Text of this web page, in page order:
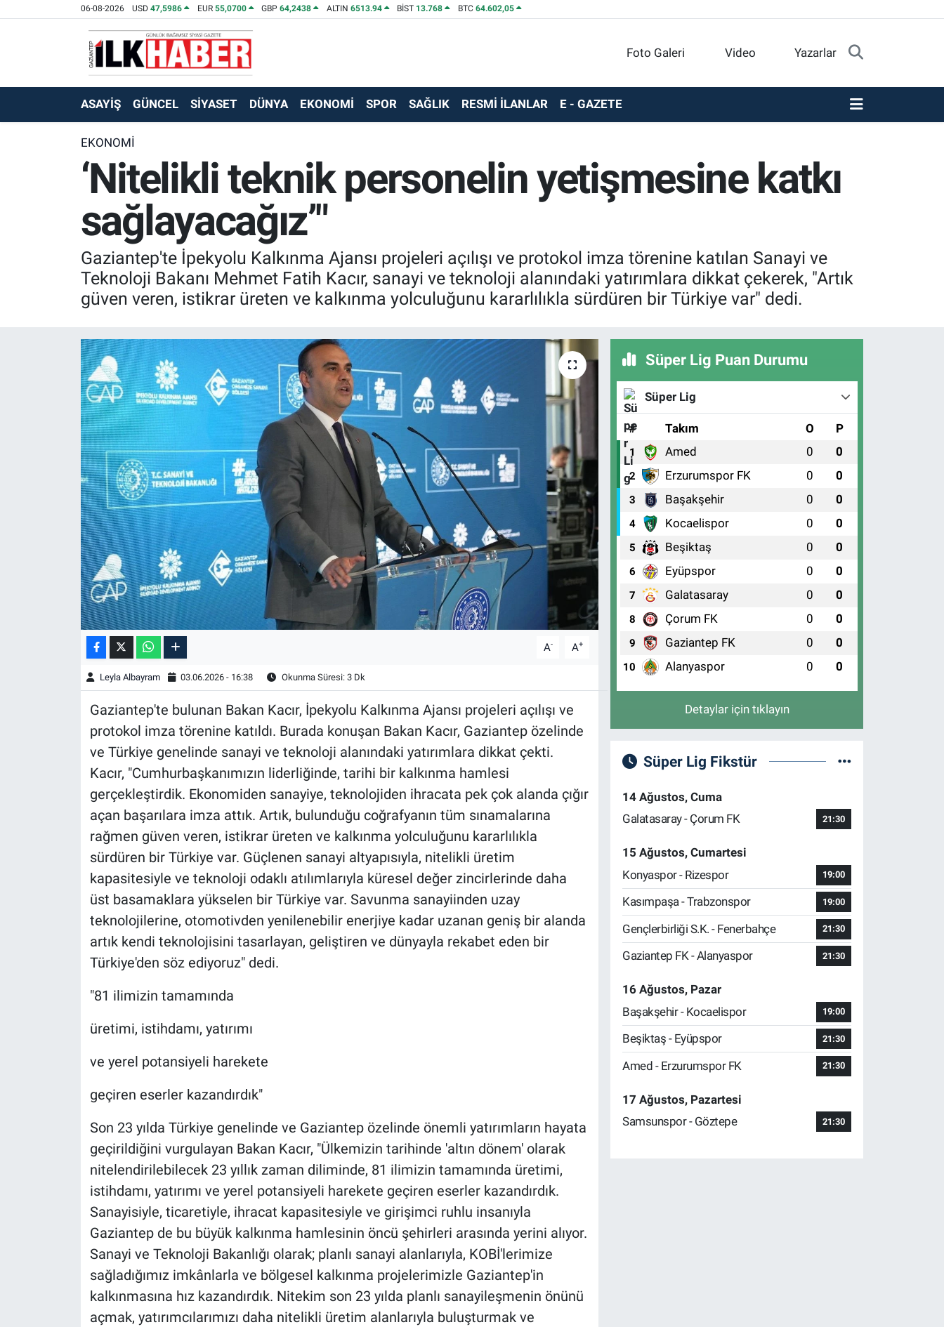
06-08-2026 USD47,5986 EUR 55,0700 GBP64,2438 ALTIN 6513.94 BİST 13.768 BTC 64.602,05
Foto Galeri Video Yazarlar
ASAYİŞ GÜNCEL SİYASET DÜNYA EKONOMİ SPOR SAĞLIK RESMİ İLANLAR E - GAZETE
EKONOMİ
‘Nitelikli teknik personelin yetişmesine katkı
sağlayacağız’"
Gaziantep'te İpekyolu Kalkınma Ajansı projeleri açılışı ve protokol imza törenine katılan Sanayi ve
Teknoloji Bakanı Mehmet Fatih Kacır, sanayi ve teknoloji alanındaki yatırımlara dikkat çekerek, "Artık
güven veren, istikrar üreten ve kalkınma yolculuğunu kararlılıkla sürdüren bir Türkiye var" dedi.
A- A+
Leyla Albayram 03.06.2026 - 16:38 Okunma Süresi: 3 Dk
Gaziantep'te bulunan Bakan Kacır, İpekyolu Kalkınma Ajansı projeleri açılışı ve
protokol imza törenine katıldı. Burada konuşan Bakan Kacır, Gaziantep özelinde
ve Türkiye genelinde sanayi ve teknoloji alanındaki yatırımlara dikkat çekti.
Kacır, "Cumhurbaşkanımızın liderliğinde, tarihi bir kalkınma hamlesi
gerçekleştirdik. Ekonomiden sanayiye, teknolojiden ihracata pek çok alanda çığır
açan başarılara imza attık. Artık, bulunduğu coğrafyanın tüm sınamalarına
rağmen güven veren, istikrar üreten ve kalkınma yolculuğunu kararlılıkla
sürdüren bir Türkiye var. Güçlenen sanayi altyapısıyla, nitelikli üretim
kapasitesiyle ve teknoloji odaklı atılımlarıyla küresel değer zincirlerinde daha
üst basamaklara yükselen bir Türkiye var. Savunma sanayiinden uzay
teknolojilerine, otomotivden yenilenebilir enerjiye kadar uzanan geniş bir alanda
artık kendi teknolojisini tasarlayan, geliştiren ve dünyayla rekabet eden bir
Türkiye'den söz ediyoruz" dedi.
"81 ilimizin tamamında
üretimi, istihdamı, yatırımı
ve yerel potansiyeli harekete
geçiren eserler kazandırdık"
Son 23 yılda Türkiye genelinde ve Gaziantep özelinde önemli yatırımların hayata
geçirildiğini vurgulayan Bakan Kacır, "Ülkemizin tarihinde 'altın dönem' olarak
nitelendirilebilecek 23 yıllık zaman diliminde, 81 ilimizin tamamında üretimi,
istihdamı, yatırımı ve yerel potansiyeli harekete geçiren eserler kazandırdık.
Sanayisiyle, ticaretiyle, ihracat kapasitesiyle ve girişimci ruhlu insanıyla
Gaziantep de bu büyük kalkınma hamlesinin öncü şehirleri arasında yerini alıyor.
Sanayi ve Teknoloji Bakanlığı olarak; planlı sanayi alanlarıyla, KOBİ'lerimize
sağladığımız imkânlarla ve bölgesel kalkınma projelerimizle Gaziantep'in
kalkınmasına hız kazandırdık. Nitekim son 23 yılda planlı sanayileşmenin önünü
açmak, yatırımcılarımızı daha nitelikli üretim alanlarıyla buluşturmak ve
Süper Lig Puan Durumu
Süper Lig
# Takım O P
1 Amed 0 0
2 Erzurumspor FK 0 0
3 Başakşehir 0 0
4 Kocaelispor 0 0
5 Beşiktaş 0 0
6 Eyüpspor 0 0
7 Galatasaray 0 0
8 Çorum FK 0 0
9 Gaziantep FK 0 0
10 Alanyaspor 0 0
Detaylar için tıklayın
Süper Lig Fikstür
14 Ağustos, Cuma
Galatasaray - Çorum FK
21:30
15 Ağustos, Cumartesi
Konyaspor - Rizespor
19:00
Kasımpaşa - Trabzonspor 19:00
Gençlerbirliği S.K. - Fenerbahçe 21:30
Gaziantep FK - Alanyaspor 21:30
16 Ağustos, Pazar
Başakşehir - Kocaelispor
19:00
Beşiktaş - Eyüpspor 21:30
Amed - Erzurumspor FK 21:30
17 Ağustos, Pazartesi
Samsunspor - Göztepe
21:30
EKONOMİ
SİYASET
SAĞLIK
TEKNOLOJİ
EĞİTİM
KÜLTÜR - SANAT
Beyoğlu Hava Durumu
Beyoğlu Trafik Yoğunluk Haritası
Süper Lig Puan Durumu ve Fikstür
Tüm Manşetler
Son Dakika Haberleri
Haber Arşivi